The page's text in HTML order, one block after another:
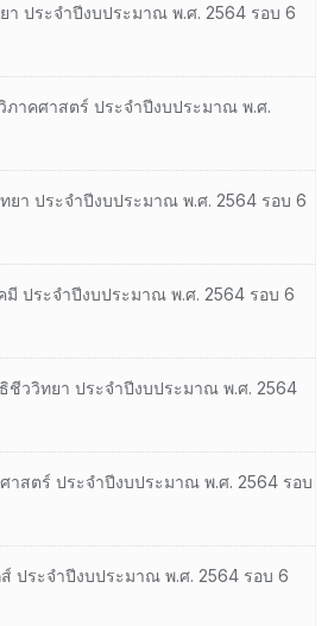
า ประจำปีงบประมาณ พ.ศ. 2564 รอบ 6
ภาคศาสตร์ ประจำปีงบประมาณ พ.ศ.
ยา ประจำปีงบประมาณ พ.ศ. 2564 รอบ 6
มี ประจำปีงบประมาณ พ.ศ. 2564 รอบ 6
ชีววิทยา ประจำปีงบประมาณ พ.ศ. 2564
าสตร์ ประจำปีงบประมาณ พ.ศ. 2564 รอบ
ประจำปีงบประมาณ พ.ศ. 2564 รอบ 6